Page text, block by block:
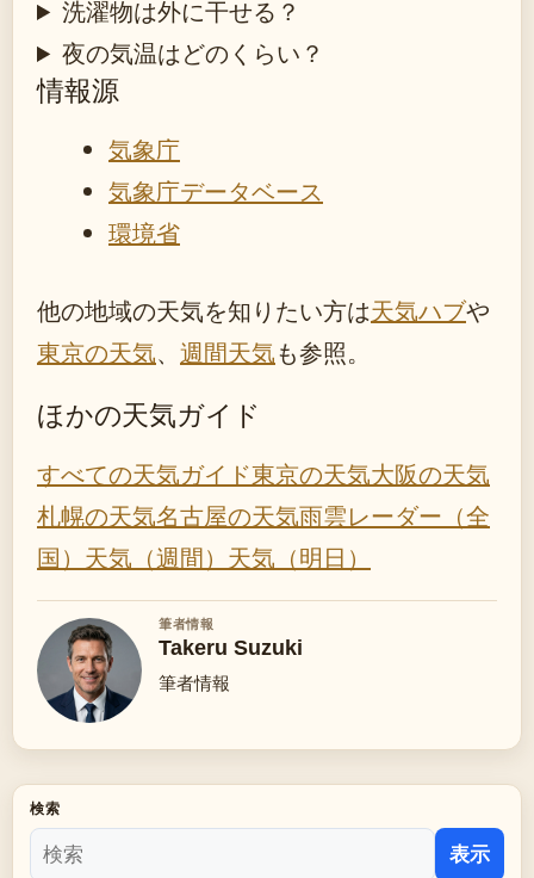
洗濯物は外に干せる？
夜の気温はどのくらい？
情報源
気象庁
気象庁データベース
環境省
他の地域の天気を知りたい方は天気ハブや
東京の天気、 週間天気も参照。
ほかの天気ガイド
すべての天気ガイド東京の天気大阪の天気
札幌の天気名古屋の天気雨雲レーダー（全
国） 天気（週間） 天気（明日）
筆者情報
Takeru Suzuki
筆者情報
検索
表示